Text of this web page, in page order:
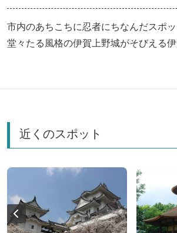
市内のあちこちに忍者にちなんだスポッ
堂々たる風格の伊賀上野城がそびえる
がらお得に楽しんできました！
近くのスポット